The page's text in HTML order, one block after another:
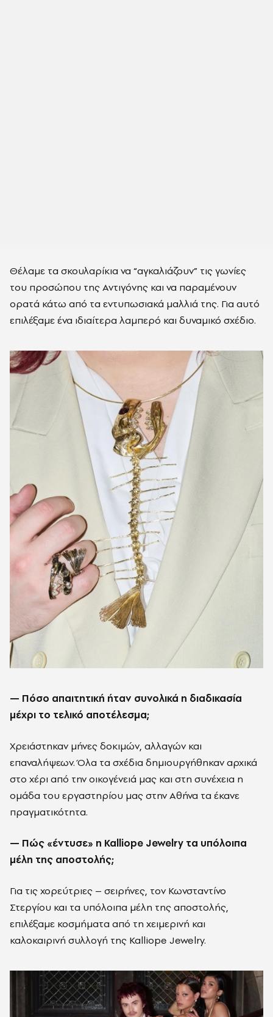
Θέλαμε τα σκουλαρίκια να “αγκαλιάζουν” τις γωνίες
του προσώπου της Αντιγόνης και να παραμένουν
ορατά κάτω από τα εντυπωσιακά μαλλιά της. Για αυτό
επιλέξαμε ένα ιδιαίτερα λαμπερό και δυναμικό σχέδιο.
— Πόσο απαιτητική ήταν συνολικά η διαδικασία
μέχρι το τελικό αποτέλεσμα;
Χρειάστηκαν μήνες δοκιμών, αλλαγών και
επαναλήψεων. Όλα τα σχέδια δημιουργήθηκαν αρχικά
στο χέρι από την οικογένειά μας και στη συνέχεια η
ομάδα του εργαστηρίου μας στην Αθήνα τα έκανε
πραγματικότητα.
— Πώς «έντυσε» η Kalliope Jewelry τα υπόλοιπα
μέλη της αποστολής;
Για τις χορεύτριες – σειρήνες, τον Κωνσταντίνο
Στεργίου και τα υπόλοιπα μέλη της αποστολής,
επιλέξαμε κοσμήματα από τη χειμερινή και
καλοκαιρινή συλλογή της Kalliope Jewelry.